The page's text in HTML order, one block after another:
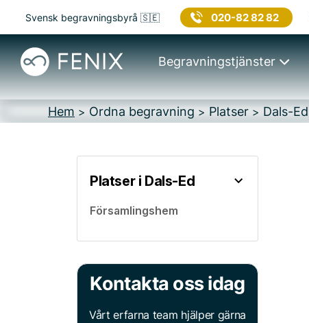
Svensk begravningsbyrå 🇸🇪 020-82 82 82
Begravningstjänster
Hem > Ordna begravning > Platser > Dals-Ed
Platser i Dals-Ed
Församlingshem
Kontakta oss idag
Vårt erfarna team hjälper gärna